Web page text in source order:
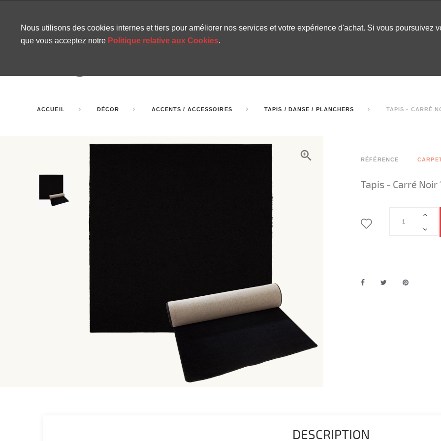
ACCUEIL DÉCOR ACCENTS / ACCESSOIRES TAPIS / DANSE / PLANCHERS TAPIS - CARRÉ
RÉFÉRENCE
Tapis - Carré Noir
DESCRIPTION
Nous utilisons des cookies internes et tiers pour améliorer nos services et votre expérience d'achat. Si vous poursuivez
que vous acceptez notre Politique relative aux Cookies.